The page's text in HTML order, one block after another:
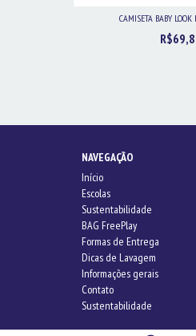
CAMISETA BABY
NAVEGAÇÃO
Início
Escolas
Sustentabilidade
BAG FreePlay
Formas de Entrega
Dicas de Lavagem
Informações gerais
Contato
Sustentabilidade